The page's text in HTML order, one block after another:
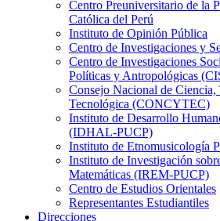
Centro Preuniversitario de la
Católica del Perú
Instituto de Opinión Pública
Centro de Investigaciones y
Centro de Investigaciones
Políticas y Antropológicas
Consejo Nacional de
Tecnológica (CONCYTEC)
Instituto de Desarrollo
(IDHAL-PUCP)
Instituto de Etnomusicología
Instituto de Investigación
Matemáticas (IREM-PUCP)
Centro de Estudios Orientales
Representantes Estudiantiles
Direcciones